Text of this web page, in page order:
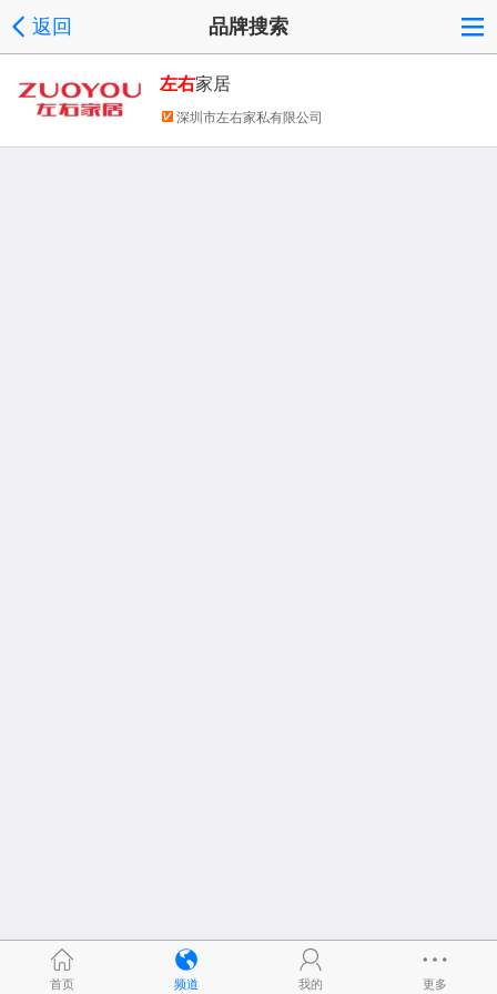
返回 品牌搜索
左右家居
深圳市左右家私有限公司
首页 频道 我的 更多